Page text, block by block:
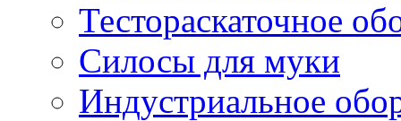
Тестораскаточное
Силосы для муки
Индустриальное